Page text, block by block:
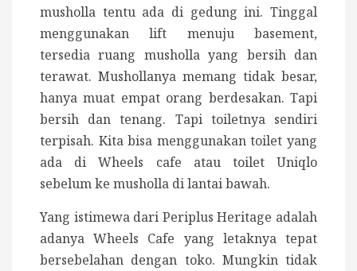
musholla tentu ada di gedung ini. Tinggal
menggunakan lift menuju basement,
tersedia ruang musholla yang bersih dan
terawat. Mushollanya memang tidak besar,
hanya muat empat orang berdesakan. Tapi
bersih dan tenang. Tapi toiletnya sendiri
terpisah. Kita bisa menggunakan toilet yang
ada di Wheels cafe atau toilet Uniqlo
sebelum ke musholla di lantai bawah.
Yang istimewa dari Periplus Heritage adalah
adanya Wheels Cafe yang letaknya tepat
bersebelahan dengan toko. Mungkin tidak